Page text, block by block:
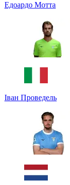
Едоардо Мотта
Іван Проведель